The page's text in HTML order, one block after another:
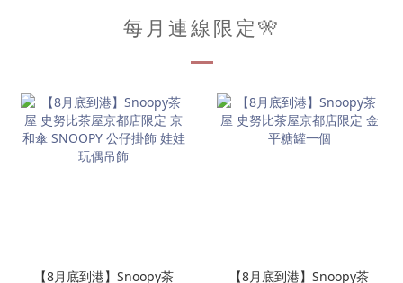
每月連線限定🎌
【8月底到港】Snoopy茶
【8月底到港】Snoopy茶